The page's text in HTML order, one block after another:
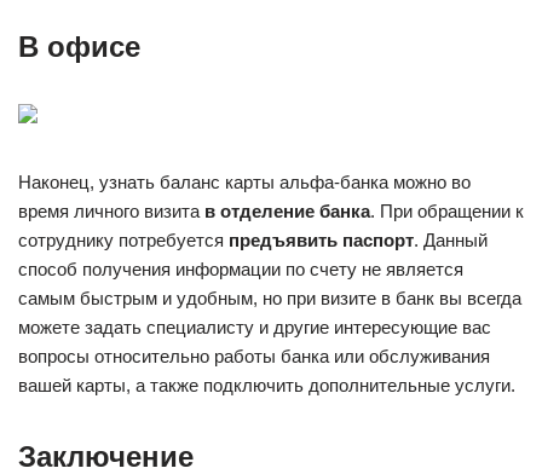
В офисе
Наконец, узнать баланс карты альфа-банка можно во
время личного визита в отделение банка. При обращении к
сотруднику потребуется предъявить паспорт. Данный
способ получения информации по счету не является
самым быстрым и удобным, но при визите в банк вы всегда
можете задать специалисту и другие интересующие вас
вопросы относительно работы банка или обслуживания
вашей карты, а также подключить дополнительные услуги.
Заключение